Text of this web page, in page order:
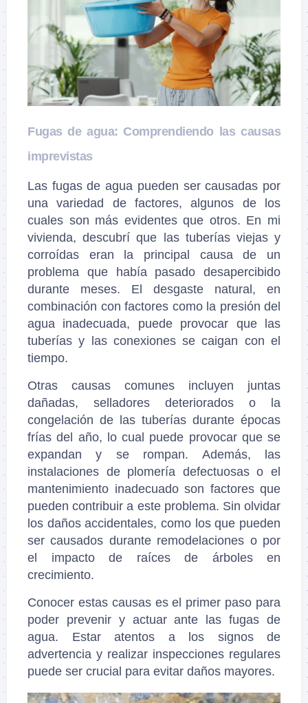
Fugas de agua: Comprendiendo las causas
imprevistas
Las fugas de agua pueden ser causadas por
una variedad de factores, algunos de los
cuales son más evidentes que otros. En mi
vivienda, descubrí que las tuberías viejas y
corroídas eran la principal causa de un
problema que había pasado desapercibido
durante meses. El desgaste natural, en
combinación con factores como la presión del
agua inadecuada, puede provocar que las
tuberías y las conexiones se caigan con el
tiempo.
Otras causas comunes incluyen juntas
dañadas, selladores deteriorados o la
congelación de las tuberías durante épocas
frías del año, lo cual puede provocar que se
expandan y se rompan. Además, las
instalaciones de plomería defectuosas o el
mantenimiento inadecuado son factores que
pueden contribuir a este problema. Sin olvidar
los daños accidentales, como los que pueden
ser causados ​​durante remodelaciones o por
el impacto de raíces de árboles en
crecimiento.
Conocer estas causas es el primer paso para
poder prevenir y actuar ante las fugas de
agua. Estar atentos a los signos de
advertencia y realizar inspecciones regulares
puede ser crucial para evitar daños mayores.